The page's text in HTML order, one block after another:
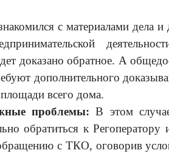
с материалами дела
доказано обратное. А
дополнительного
всего дома.
проблемы: В этом
обратиться к
с ТКО, оговорив